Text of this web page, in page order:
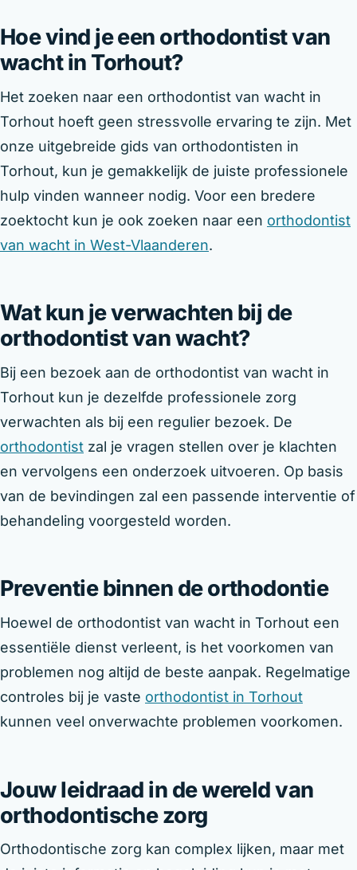
Hoe vind je een orthodontist van
wacht in Torhout?
Het zoeken naar een orthodontist van wacht in
Torhout hoeft geen stressvolle ervaring te zijn. Met
onze uitgebreide gids van orthodontisten in
Torhout, kun je gemakkelijk de juiste professionele
hulp vinden wanneer nodig. Voor een bredere
zoektocht kun je ook zoeken naar een orthodontist
van wacht in West-Vlaanderen.
Wat kun je verwachten bij de
orthodontist van wacht?
Bij een bezoek aan de orthodontist van wacht in
Torhout kun je dezelfde professionele zorg
verwachten als bij een regulier bezoek. De
orthodontist zal je vragen stellen over je klachten
en vervolgens een onderzoek uitvoeren. Op basis
van de bevindingen zal een passende interventie of
behandeling voorgesteld worden.
Preventie binnen de orthodontie
Hoewel de orthodontist van wacht in Torhout een
essentiële dienst verleent, is het voorkomen van
problemen nog altijd de beste aanpak. Regelmatige
controles bij je vaste orthodontist in Torhout
kunnen veel onverwachte problemen voorkomen.
Jouw leidraad in de wereld van
orthodontische zorg
Orthodontische zorg kan complex lijken, maar met